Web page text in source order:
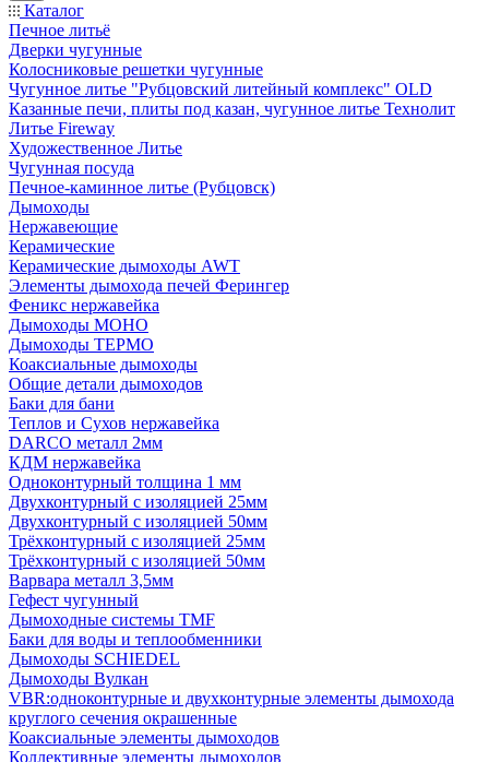
Каталог
Печное литьё
Дверки чугунные
Колосниковые решетки чугунные
Чугунное литье "Рубцовский литейный комплекс" OLD
Казанные печи, плиты под казан, чугунное литье Технолит
Литье Fireway
Художественное Литье
Чугунная посуда
Печное-каминное литье (Рубцовск)
Дымоходы
Нержавеющие
Керамические
Керамические дымоходы AWT
Элементы дымохода печей Ферингер
Феникс нержавейка
Дымоходы МОНО
Дымоходы ТЕРМО
Коаксиальные дымоходы
Общие детали дымоходов
Баки для бани
Теплов и Сухов нержавейка
DARCO металл 2мм
КДМ нержавейка
Одноконтурный толщина 1 мм
Двухконтурный с изоляцией 25мм
Двухконтурный с изоляцией 50мм
Трёхконтурный с изоляцией 25мм
Трёхконтурный с изоляцией 50мм
Варвара металл 3,5мм
Гефест чугунный
Дымоходные системы TMF
Баки для воды и теплообменники
Дымоходы SCHIEDEL
Дымоходы Вулкан
VBR:одноконтурные и двухконтурные элементы дымохода
круглого сечения окрашенные
Коаксиальные элементы дымоходов
Коллективные элементы дымоходов